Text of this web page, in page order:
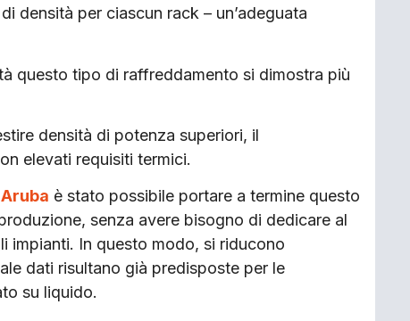
densità per ciascun rack – un’adeguata
questo tipo di raffreddamento si dimostra più
densità di potenza superiori, il
elevati requisiti termici.
Aruba è stato possibile portare a termine questo
senza avere bisogno di dedicare al
impianti. In questo modo, si riducono
dati risultano già predisposte per le
su liquido.